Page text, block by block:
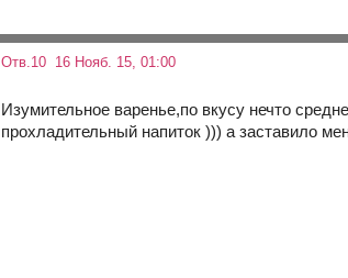
Отв.10 16 Нояб. 15, 01:00
Изумительное варенье,по вкусу нечто
прохладительный напиток ))) а заставило